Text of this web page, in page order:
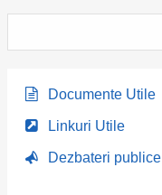
Documente Utile
Linkuri Utile
Dezbateri publice